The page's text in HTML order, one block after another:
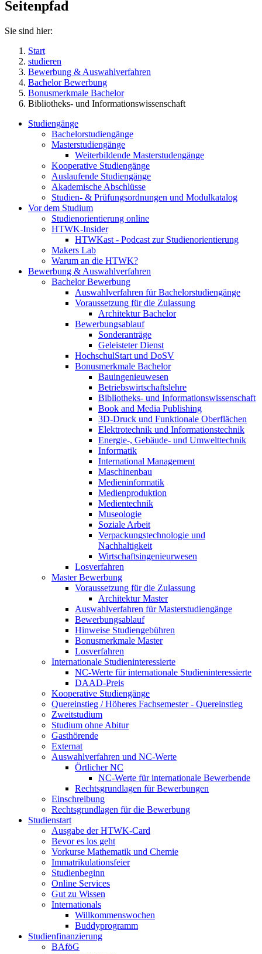
Seitenpfad
Sie sind hier:
Start
studieren
Bewerbung & Auswahlverfahren
Bachelor Bewerbung
Bonusmerkmale Bachelor
Bibliotheks- und Informationswissenschaft
Studiengänge
Bachelorstudiengänge
Masterstudiengänge
Weiterbildende Masterstudengänge
Kooperative Studiengänge
Auslaufende Studiengänge
Akademische Abschlüsse
Studien- & Prüfungsordnungen und Modulkatalog
Vor dem Studium
Studienorientierung online
HTWK-Insider
HTWKast - Podcast zur Studienorientierung
Makers Lab
Warum an die HTWK?
Bewerbung & Auswahlverfahren
Bachelor Bewerbung
Auswahlverfahren für Bachelorstudiengänge
Voraussetzung für die Zulassung
Architektur Bachelor
Bewerbungsablauf
Sonderanträge
Geleisteter Dienst
HochschulStart und DoSV
Bonusmerkmale Bachelor
Bauingenieuwesen
Betriebswirtschaftslehre
Bibliotheks- und Informationswissenschaft
Book and Media Publishing
3D-Druck und Funktionale Oberflächen
Elektrotechnik und Informationstechnik
Energie-, Gebäude- und Umwelttechnik
Informatik
International Management
Maschinenbau
Medieninformatik
Medienproduktion
Medientechnik
Museologie
Soziale Arbeit
Verpackungstechnologie und
Nachhaltigkeit
Wirtschaftsingenieurwesen
Losverfahren
Master Bewerbung
Voraussetzung für die Zulassung
Architektur Master
Auswahlverfahren für Masterstudiengänge
Bewerbungsablauf
Hinweise Studiengebühren
Bonusmerkmale Master
Losverfahren
Internationale Studieninteressierte
NC-Werte für internationale Studieninteressierte
DAAD-Preis
Kooperative Studiengänge
Quereinstieg / Höheres Fachsemester - Quereinstieg
Zweitstudium
Studium ohne Abitur
Gasthörende
Externat
Auswahlverfahren und NC-Werte
Örtlicher NC
NC-Werte für internationale Bewerbende
Rechtsgrundlagen für Bewerbungen
Einschreibung
Rechtsgrundlagen für die Bewerbung
Studienstart
Ausgabe der HTWK-Card
Bevor es los geht
Vorkurse Mathematik und Chemie
Immatrikulationsfeier
Studienbeginn
Online Services
Gut zu Wissen
Internationals
Willkommenswochen
Buddyprogramm
Studienfinanzierung
BAföG